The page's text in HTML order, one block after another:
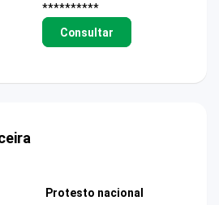
**********
Consultar
Protesto nacional